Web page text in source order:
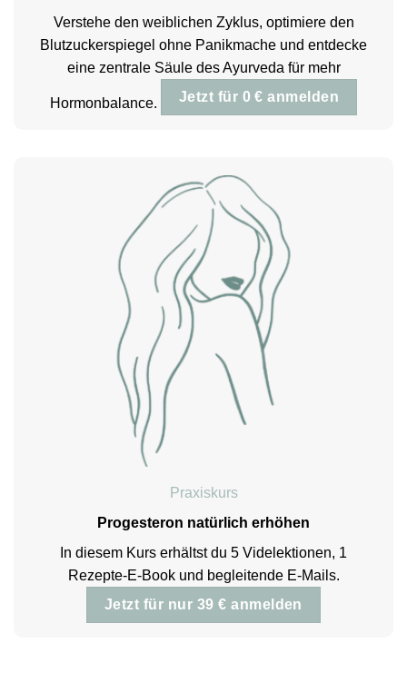
Verstehe den weiblichen Zyklus, optimiere den
Blutzuckerspiegel ohne Panikmache und entdecke
eine zentrale Säule des Ayurveda für mehr
Hormonbalance. Jetzt für 0 € anmelden
Praxiskurs
Progesteron natürlich erhöhen
In diesem Kurs erhältst du 5 Videlektionen, 1
Rezepte-E-Book und begleitende E-Mails.
Jetzt für nur 39 € anmelden